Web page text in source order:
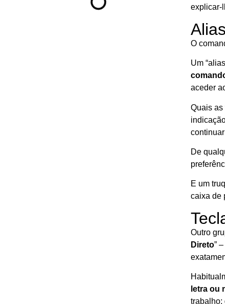
explicar-
O
Um
aceder
Quais
De
E um
caixa de
Outro
Direto”
letra ou
trabalho;